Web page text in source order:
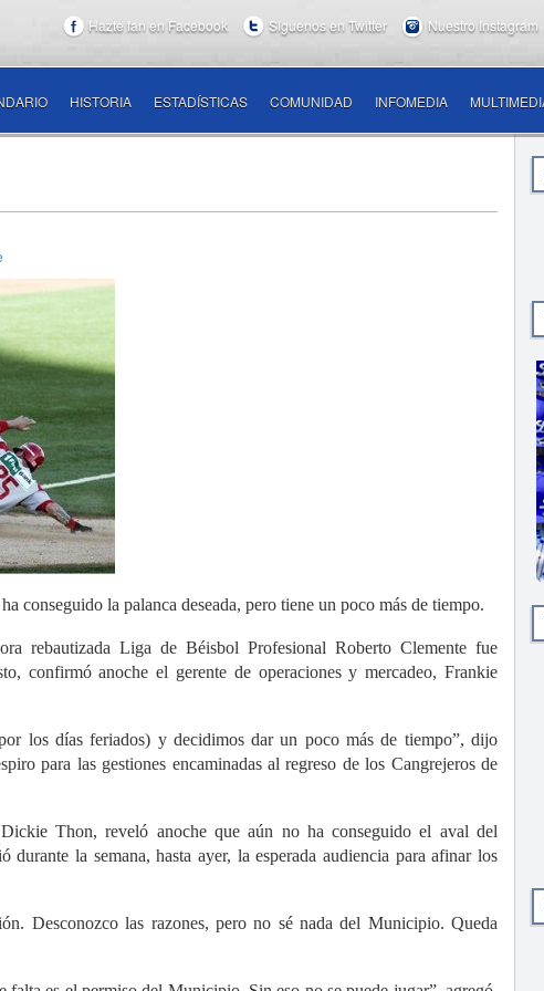
Hazte fan en Facebook Síguenos en Twitter Nuestro Instagram
HISTORIA ESTADÍSTICAS COMUNIDAD INFOMEDIA
conseguido la palanca deseada, pero tiene un poco más de tiempo.
rebautizada Liga de Béisbol Profesional Roberto Clemente fue
confirmó anoche el gerente de operaciones y mercadeo, Frankie
los días feriados) y decidimos dar un poco más de tiempo”, dijo
para las gestiones encaminadas al regreso de los Cangrejeros de
Thon, reveló anoche que aún no ha conseguido el aval del
la semana, hasta ayer, la esperada audiencia para afinar los
Desconozco las razones, pero no sé nada del Municipio. Queda